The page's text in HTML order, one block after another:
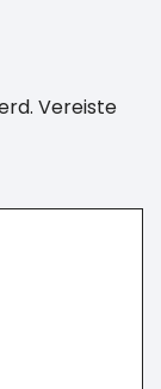
Vereiste